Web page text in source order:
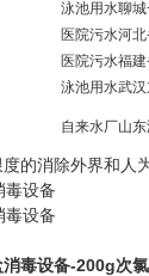
泳池用水聊城
医院污水河
医院污水福
泳池用水武
自来水厂山
的消除外界和人
消毒设备-200g次